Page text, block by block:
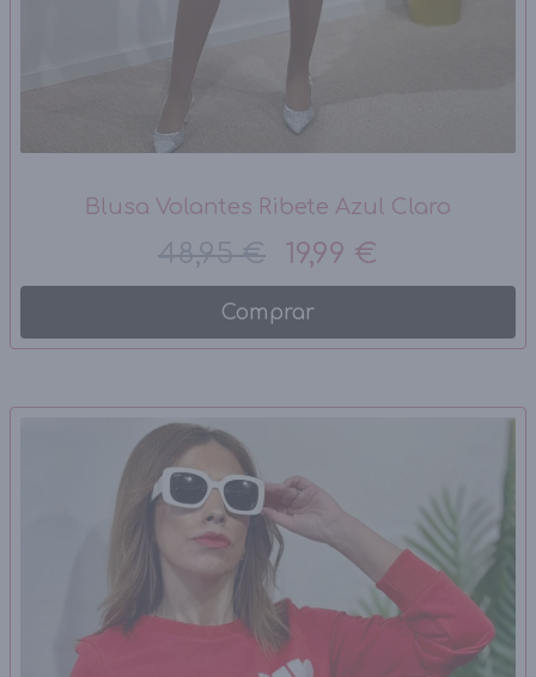
Blusa Volantes Ribete Azul Claro
48,95 € 19,99 €
Comprar